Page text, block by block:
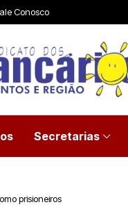
Conosco
Secretarias
prisioneiros